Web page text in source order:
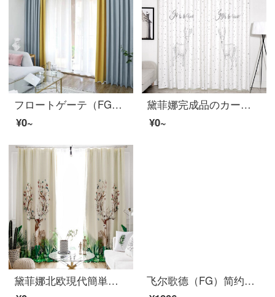
フロートゲーテ（FG）北欧ins風シンプルで現代純色の人字尼半遮光カーテンリビングルームの書斎のバルコニー床カーテンカーテンカーテンのオーダーメイドグレーブルーの継ぎ目黄色のカーテン（窓のベールを含まない）幅3 m*高さ2.7 m-フック式一枚（高度は短くできます）
¥0~
黛菲娜完成品のカーテン布は遮光しています。現代簡単なリビングルームの床に置く防音が光を通さない軌道の窓紗のカーテン7228-半遮光布-打孔完成品の幅1.9*2.7メートルの高さ*1枚（高可改）
¥0~
黛菲娜北欧現代簡単カーテンリビングルームのバルコニーの遮光床に置くサンバイザー9812-半遮光布-打孔完成品の幅2.9*2.7メートルの高さ*1枚（高可改）
飞尔歌德（FG）简约纯色亮光丝拼接窗帘布 ins北欧风客厅卧室书房阳台落地帘飘窗成品窗帘定制 米白色窗帘（不含窗纱） 宽3米*高2.7米-挂钩式一片(高度可改短)